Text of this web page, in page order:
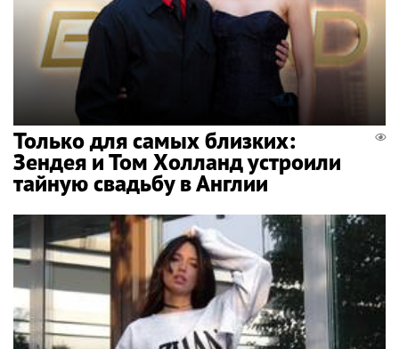
Только для самых близких:
Зендея и Том Холланд устроили
тайную свадьбу в Англии